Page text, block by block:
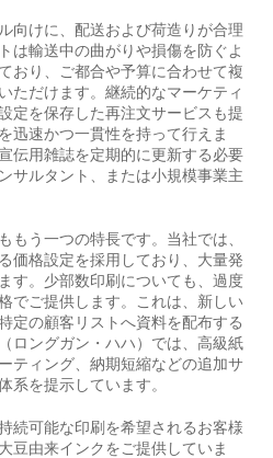
向けに、配送および荷造りが合理
は輸送中の曲がりや損傷を防ぐよ
おり、ご都合や予算に合わせて複
ただけます。継続的なマーケティ
定を保存した再注文サービスも提
迅速かつ一貫性を持って行えま
伝用雑誌を定期的に更新する必要
サルタント、または小規模事業主
もう一つの特長です。当社では、
価格設定を採用しており、大量発
す。少部数印刷についても、過度
でご提供します。これは、新しい
定の顧客リストへ資料を配布する
ロングガン・ハハ）では、高級紙
ティング、納期短縮などの追加サ
系を提示しています。
続可能な印刷を希望されるお客様
豆由来インクをご提供していま